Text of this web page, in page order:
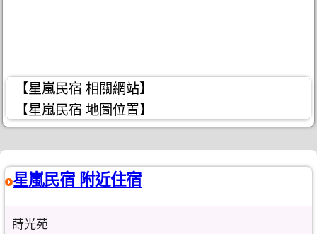
【星嵐民宿 相關網站】
【星嵐民宿 地圖位置】
星嵐民宿 附近住宿
蒔光苑